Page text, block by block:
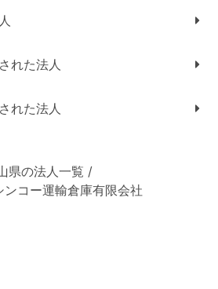
れた法人
れた法人
県の法人一覧 /
ンコー運輸倉庫有限会社